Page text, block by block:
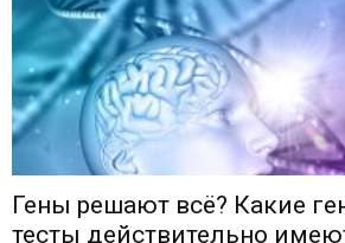
Гены решают всё? Какие
тесты действительно